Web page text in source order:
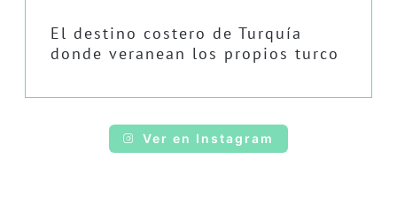
El destino costero de Turquía
donde veranean los propios turco
Ver en Instagram